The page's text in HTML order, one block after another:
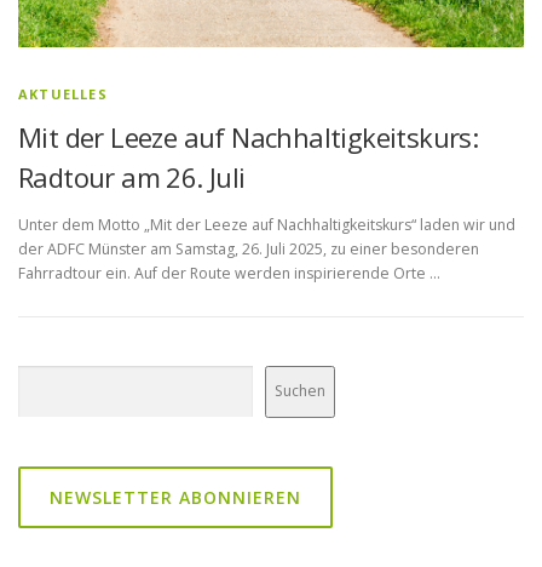
AKTUELLES
Mit der Leeze auf Nachhaltigkeitskurs:
Radtour am 26. Juli
Unter dem Motto „Mit der Leeze auf Nachhaltigkeitskurs“ laden wir und
der ADFC Münster am Samstag, 26. Juli 2025, zu einer besonderen
Fahrradtour ein. Auf der Route werden inspirierende Orte …
Suchen
NEWSLETTER ABONNIEREN